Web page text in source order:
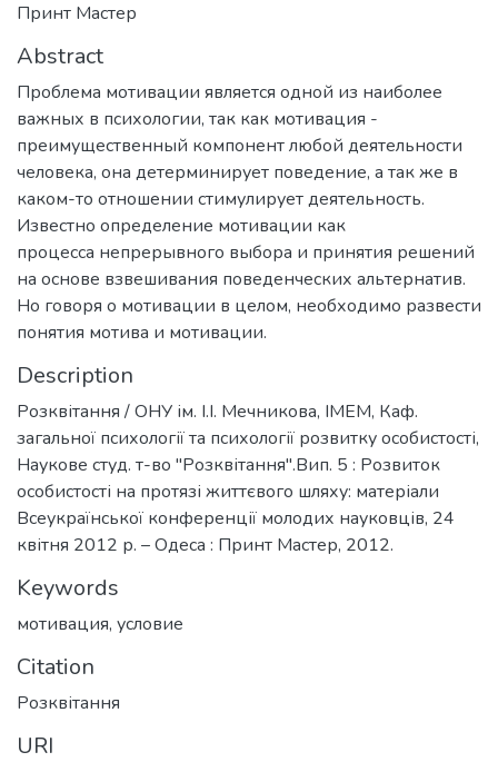
Принт Мастер
Abstract
Проблема мотивации является одной из наиболее
важных в психологии, так как мотивация -
преимущественный компонент любой деятельности
человека, она детерминирует поведение, а так же в
каком-то отношении стимулирует деятельность.
Известно определение мотивации как
процесса непрерывного выбора и принятия решений
на основе взвешивания поведенческих альтернатив.
Но говоря о мотивации в целом, необходимо развести
понятия мотива и мотивации.
Description
Розквітання / ОНУ ім. І.І. Мечникова, ІМЕМ, Каф.
загальної психології та психології розвитку особистості,
Наукове студ. т-во "Розквітання".Вип. 5 : Розвиток
особистості на протязі життєвого шляху: матеріали
Всеукраїнської конференції молодих науковців, 24
квітня 2012 р. – Одеса : Принт Мастер, 2012.
Keywords
мотивация, условие
Citation
Розквітання
URI